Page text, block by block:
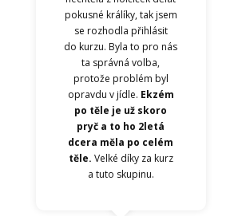
pokusné králíky, tak jsem
se rozhodla přihlásit
do kurzu. Byla to pro nás
ta správná volba,
protože problém byl
opravdu v jídle. Ekzém
po těle je už skoro
pryč a to ho 2letá
dcera měla po celém
těle. Velké díky za kurz
a tuto skupinu.